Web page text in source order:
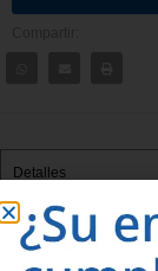
Detalles
BANCA